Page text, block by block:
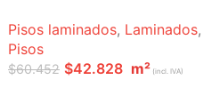
Pisos laminados, Laminados,
Pisos
$60.452 $42.828 m² (incl. IVA)